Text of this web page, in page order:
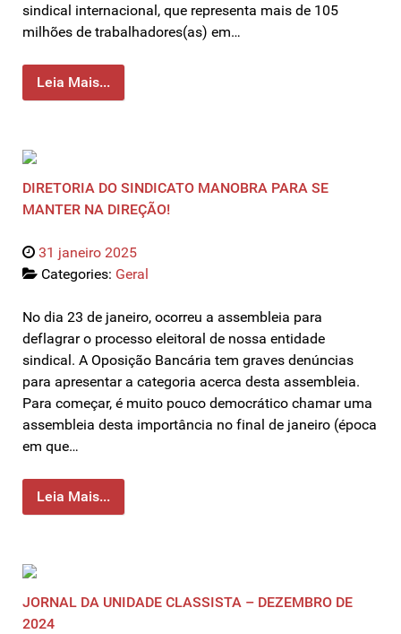
sindical internacional, que representa mais de 105
milhões de trabalhadores(as) em…
Leia Mais...
DIRETORIA DO SINDICATO MANOBRA PARA SE
MANTER NA DIREÇÃO!
31 janeiro 2025
Categories: Geral
No dia 23 de janeiro, ocorreu a assembleia para
deflagrar o processo eleitoral de nossa entidade
sindical. A Oposição Bancária tem graves denúncias
para apresentar a categoria acerca desta assembleia.
Para começar, é muito pouco democrático chamar uma
assembleia desta importância no final de janeiro (época
em que…
Leia Mais...
JORNAL DA UNIDADE CLASSISTA – DEZEMBRO DE
2024